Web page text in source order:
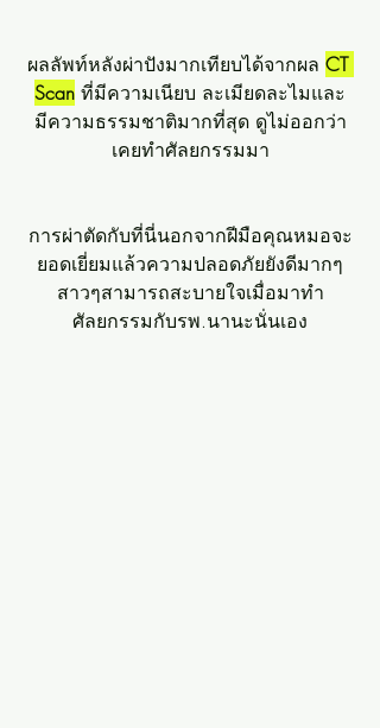
ผลลัพท์หลังผ่าปังมากเทียบได้จากผล CT
Scan ที่มีความเนียบ ละเมียดละไมและ
มีความธรรมชาติมากที่สุด ดูไม่ออกว่า
เคยทำศัลยกรรมมา
การผ่าตัดกับที่นี่นอกจากฝีมือคุณหมอจะ
ยอดเยี่ยมแล้วความปลอดภัยยังดีมากๆ
สาวๆสามารถสะบายใจเมื่อมาทำ
ศัลยกรรมกับรพ.นานะนั่นเอง